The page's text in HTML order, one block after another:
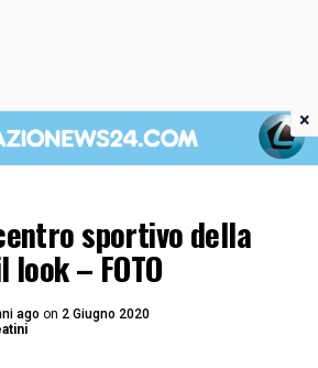
sportivo della
– FOTO
ago on 2 Giugno 2020
×